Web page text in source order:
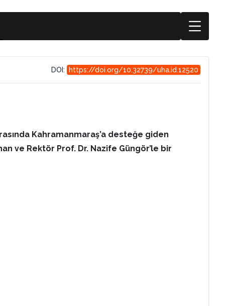
DOI: https://doi.org/10.32739/uha.id.12520
Kahramanmaraş’a desteğe giden
ve Rektör Prof. Dr. Nazife Güngör’le bir